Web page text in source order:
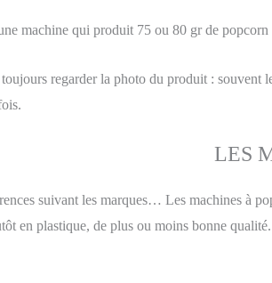
machine qui produit 75 ou 80 gr de
regarder la photo du produit : souvent
LES
suivant les marques… Les machines à
en plastique, de plus ou moins bonne qualité.